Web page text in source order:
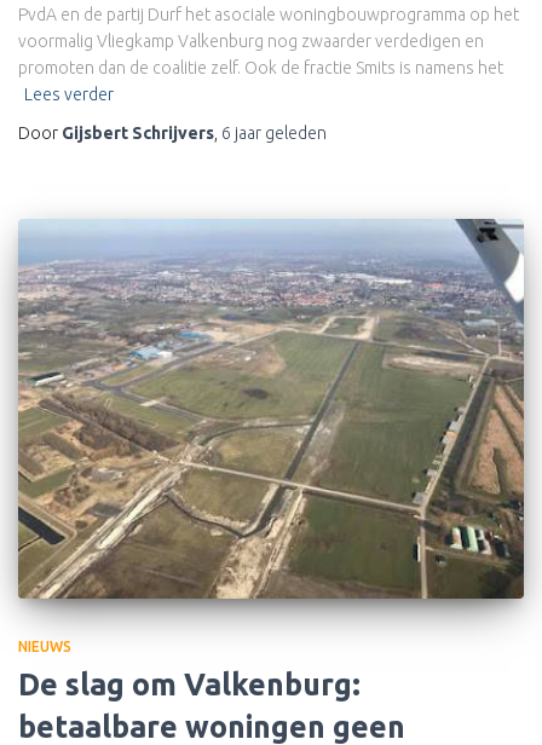
PvdA en de partij Durf het asociale woningbouwprogramma op het
voormalig Vliegkamp Valkenburg nog zwaarder verdedigen en
promoten dan de coalitie zelf. Ook de fractie Smits is namens het
Lees verder
Door Gijsbert Schrijvers 6 jaar geleden
NIEUWS
De slag om Valkenburg:
betaalbare woningen geen